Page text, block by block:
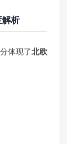
析
体现了北欧